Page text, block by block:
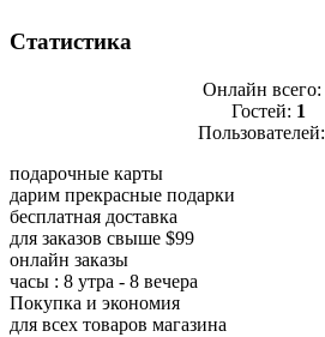
Статистика
Онлайн всего:
Гостей: 1
Пользователей:
подарочные карты
дарим прекрасные подарки
бесплатная доставка
для заказов свыше $99
онлайн заказы
часы : 8 утра - 8 вечера
Покупка и экономия
для всех товаров магазина